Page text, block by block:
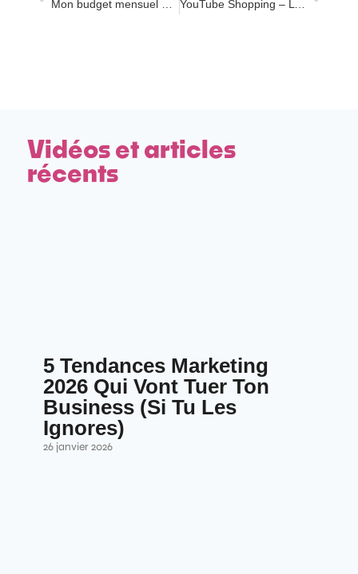
Mon budget mensuel en logiciels marketing digital (ça pique !) YouTube Shopping – L’intégration SHOPIFY va tout changer (Monétisation YouTube 2022)
Vidéos et articles
récents
5 Tendances Marketing
2026 Qui Vont Tuer Ton
Business (Si Tu Les
Ignores)
26 janvier 2026